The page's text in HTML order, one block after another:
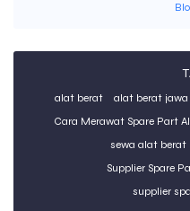
alat berat alat berat
Cara Merawat Spare Part
sewa alat berat
Supplier Spare
supplier